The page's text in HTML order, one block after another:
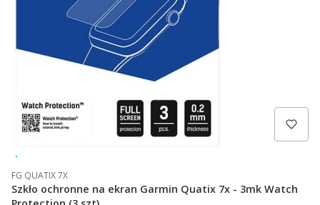
FG QUATIX 7X
Szkło ochronne na ekran Garmin Quatix 7x - 3mk Watch